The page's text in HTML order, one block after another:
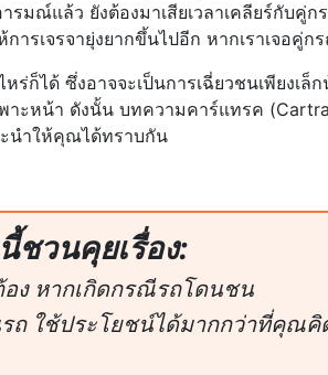
ารมณ์แล้ว ยังต้องมาเสียเวลาเคลียร์กับคู่
ารเจรจายุ่งยากขึ้นไปอีก หากเราเจอคู่
ร่ก็ได้ ซึ่งอาจจะเป็นการเฉี่ยวชนเพียงเล็
าะหน้า ดังนั้น บทความคาร์แทรค
นำให้คุณได้ทราบกัน
ชวนคุยเรื่อง:
ง หากเกิดกรณีรถโดนชน
ถ ใช้ประโยชน์ได้มากกว่าที่คุณคิ